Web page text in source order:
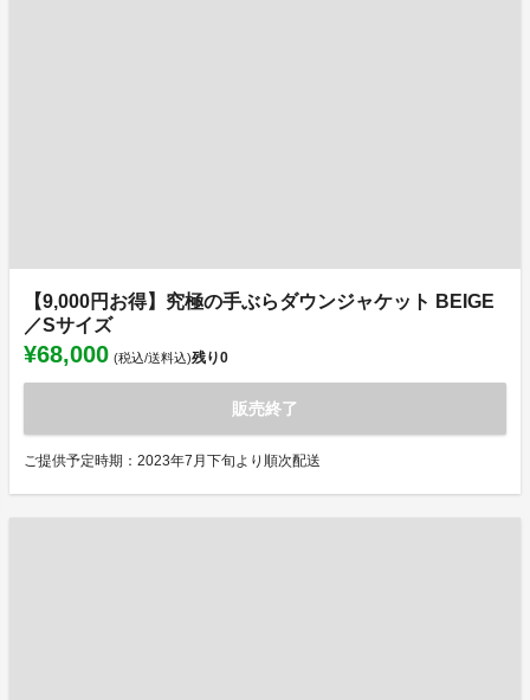
【9,000円お得】究極の手ぶらダウンジャケット BEIGE
／Sサイズ
¥68,000 (税込/送料込)残り0
販売終了
ご提供予定時期：2023年7月下旬より順次配送